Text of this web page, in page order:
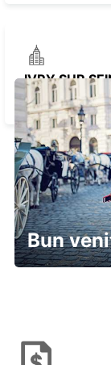
IVRY SUR
IVRY SUR
Bun